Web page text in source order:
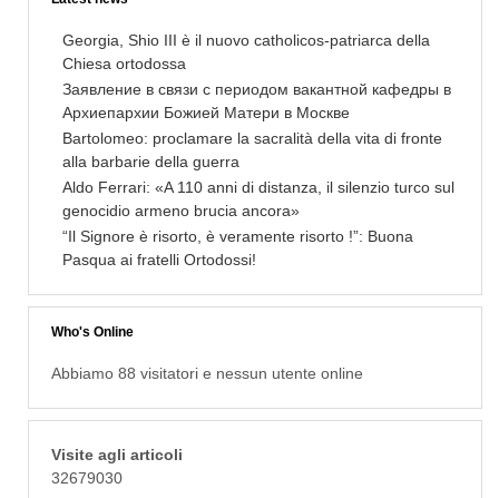
Georgia, Shio III è il nuovo catholicos-patriarca della
Chiesa ortodossa
Заявление в связи с периодом вакантной кафедры в
Архиепархии Божией Матери в Москве
Bartolomeo: proclamare la sacralità della vita di fronte
alla barbarie della guerra
Aldo Ferrari: «A 110 anni di distanza, il silenzio turco sul
genocidio armeno brucia ancora»
“Il Signore è risorto, è veramente risorto !”: Buona
Pasqua ai fratelli Ortodossi!
Who's Online
Abbiamo 88 visitatori e nessun utente online
Visite agli articoli
32679030